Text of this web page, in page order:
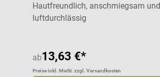
Hautfreundlich, anschmiegsam und
luftdurchlässig
ab13,63 €*
Preise inkl. MwSt. zzgl. Versandkosten